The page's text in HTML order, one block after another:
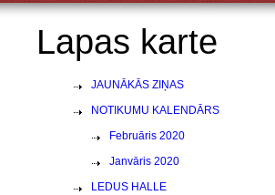
Lapas karte
JAUNĀKĀS ZIŅAS
NOTIKUMU KALENDĀRS
Februāris 2020
Janvāris 2020
LEDUS HALLE